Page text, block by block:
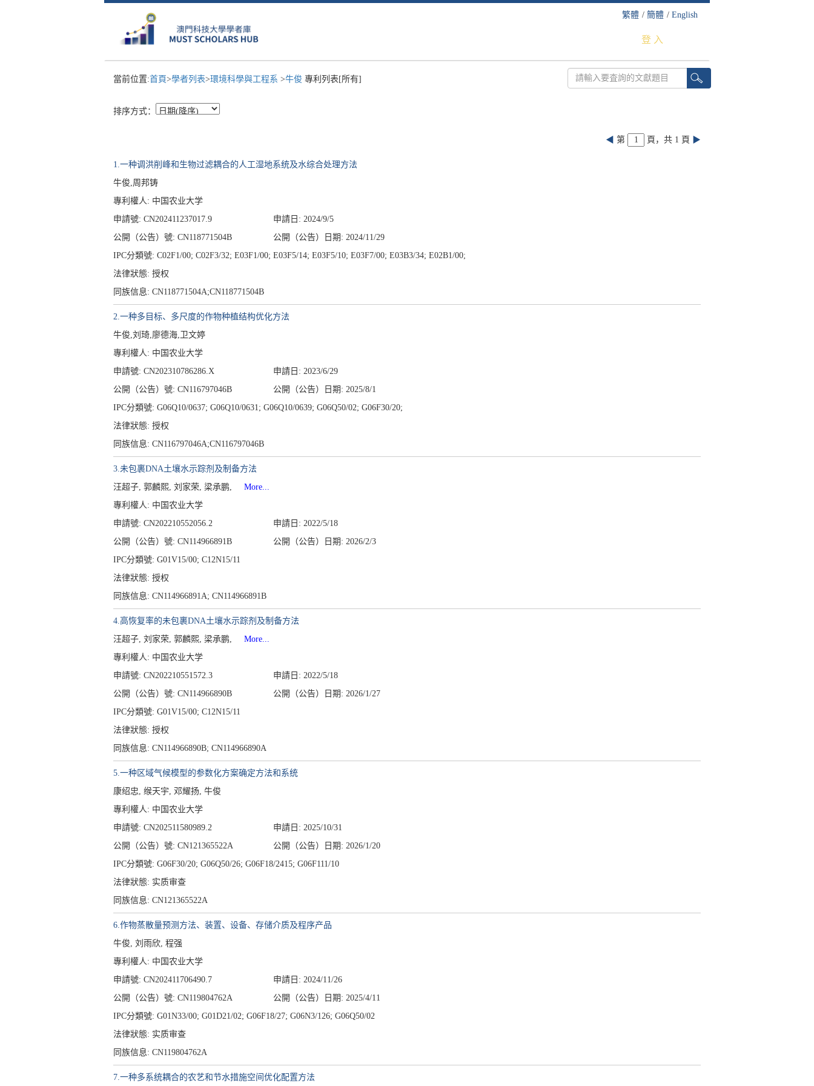
繁體 / 簡體 / English
登 入
當前位置:首頁>學者列表>環境科學與工程系 >牛俊 專利列表[所有]
排序方式：
◀ 第 頁，共 1 頁 ▶
1.一种调洪削峰和生物过滤耦合的人工湿地系统及水综合处理方法
牛俊,周邦铸
專利權人: 中国农业大学
申請號: CN202411237017.9
申請日: 2024/9/5
公開（公告）號: CN118771504B
公開（公告）日期: 2024/11/29
IPC分類號: C02F1/00; C02F3/32; E03F1/00; E03F5/14; E03F5/10; E03F7/00; E03B3/34; E02B1/00;
法律狀態: 授权
同族信息: CN118771504A;CN118771504B
2.一种多目标、多尺度的作物种植结构优化方法
牛俊,刘琦,廖德海,卫文婷
專利權人: 中国农业大学
申請號: CN202310786286.X
申請日: 2023/6/29
公開（公告）號: CN116797046B
公開（公告）日期: 2025/8/1
IPC分類號: G06Q10/0637; G06Q10/0631; G06Q10/0639; G06Q50/02; G06F30/20;
法律狀態: 授权
同族信息: CN116797046A;CN116797046B
3.未包裹DNA土壤水示踪剂及制备方法
汪超子, 郭麟熙, 刘家荣, 梁承鹏,
More...
專利權人: 中国农业大学
申請號: CN202210552056.2
申請日: 2022/5/18
公開（公告）號: CN114966891B
公開（公告）日期: 2026/2/3
IPC分類號: G01V15/00; C12N15/11
法律狀態: 授权
同族信息: CN114966891A; CN114966891B
4.高恢复率的未包裹DNA土壤水示踪剂及制备方法
汪超子, 刘家荣, 郭麟熙, 梁承鹏,
More...
專利權人: 中国农业大学
申請號: CN202210551572.3
申請日: 2022/5/18
公開（公告）號: CN114966890B
公開（公告）日期: 2026/1/27
IPC分類號: G01V15/00; C12N15/11
法律狀態: 授权
同族信息: CN114966890B; CN114966890A
5.一种区域气候模型的参数化方案确定方法和系统
康绍忠, 缑天宇, 邓耀扬, 牛俊
專利權人: 中国农业大学
申請號: CN202511580989.2
申請日: 2025/10/31
公開（公告）號: CN121365522A
公開（公告）日期: 2026/1/20
IPC分類號: G06F30/20; G06Q50/26; G06F18/2415; G06F111/10
法律狀態: 实质审查
同族信息: CN121365522A
6.作物蒸散量预测方法、装置、设备、存储介质及程序产品
牛俊, 刘雨欣, 程强
專利權人: 中国农业大学
申請號: CN202411706490.7
申請日: 2024/11/26
公開（公告）號: CN119804762A
公開（公告）日期: 2025/4/11
IPC分類號: G01N33/00; G01D21/02; G06F18/27; G06N3/126; G06Q50/02
法律狀態: 实质审查
同族信息: CN119804762A
7.一种多系统耦合的农艺和节水措施空间优化配置方法